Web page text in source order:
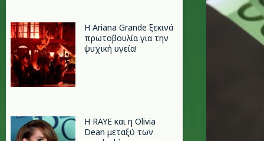
Η Ariana Grande ξεκινά
πρωτοβουλία για την
ψυχική υγεία!
Η RAYE και η Olivia
Dean μεταξύ των